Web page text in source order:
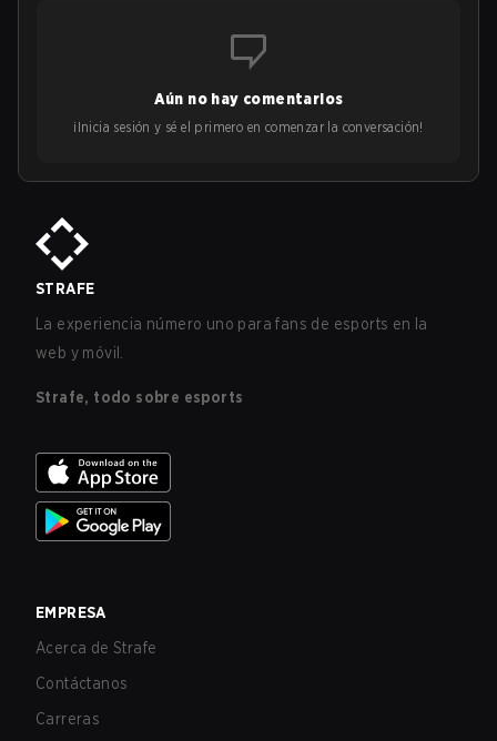
Aún no hay comentarios
¡Inicia sesión y sé el primero en comenzar la conversación!
STRAFE
La experiencia número uno para fans de esports en la
web y móvil.
Strafe, todo sobre esports
EMPRESA
Acerca de Strafe
Contáctanos
Carreras